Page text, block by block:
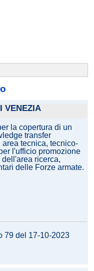
VENEZIA
la copertura di un
transfer
area tecnica, tecnico-
l'ufficio promozione
ricerca,
delle Forze armate.
79 del 17-10-2023